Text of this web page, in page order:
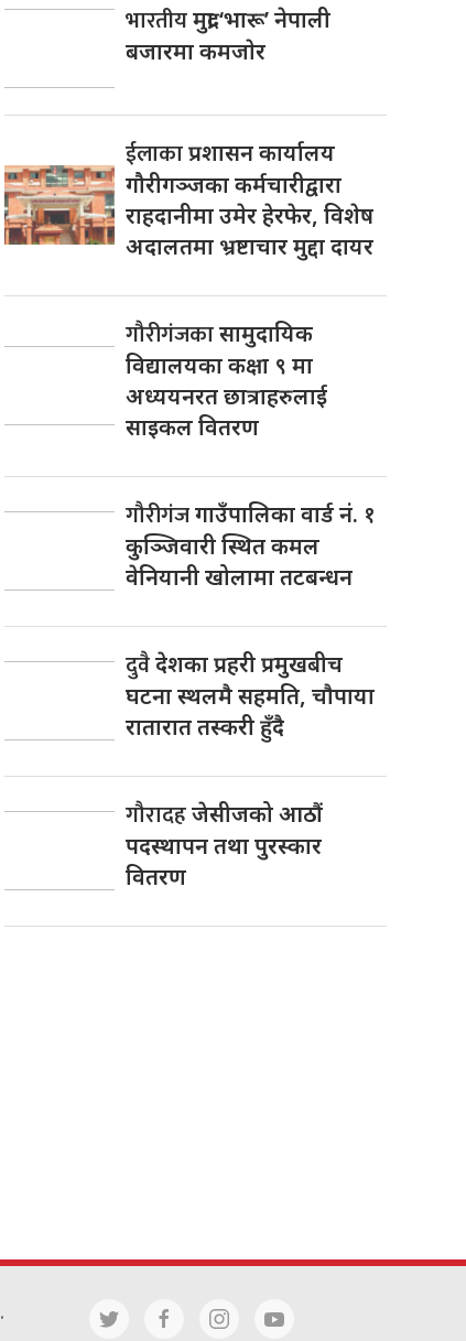
भारतीयमुद्रा ‘भारू’ नेपाली
बजारमा कमजाेर
ईलाकाप्रशासन कार्यालय
गौरीगञ्जका कर्मचारीद्वारा
राहदानीमा उमेर हेरफेर, विशेष
अदालतमा भ्रष्टाचार मुद्दा दायर
गौरीगंजकासामुदायिक
विद्यालयका कक्षा ९ मा
अध्ययनरत छात्राहरुलाई
साइकल वितरण
गौरीगंजगाउँपालिका वार्ड नं. १
कुञ्जिवारी स्थित कमल
वेनियानी खोलामा तटबन्धन
दुवैदेशका प्रहरी प्रमुखबीच
घटना स्थलमै सहमति, चाैपाया
रातारात तस्करी हुँदै
गौरादहजेसीजको आठौं
पदस्थापन तथा पुरस्कार
वितरण